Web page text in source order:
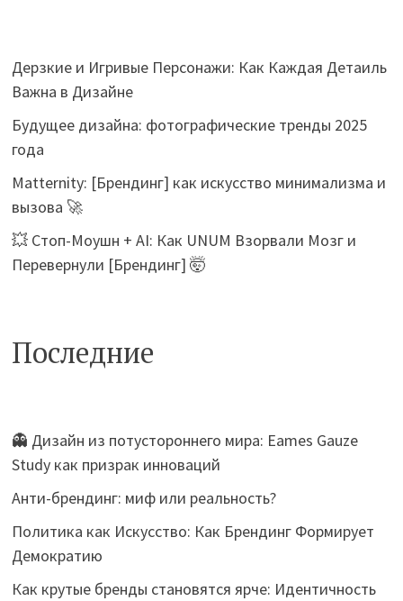
Дерзкие и Игривые Персонажи: Как Каждая Детаиль
Важна в Дизайне
Будущее дизайна: фотографические тренды 2025
года
Matternity: [Брендинг] как искусство минимализма и
вызова 🚀
💥 Стоп-Моушн + AI: Как UNUM Взорвали Мозг и
Перевернули [Брендинг] 🤯
Последние
👻 Дизайн из потустороннего мира: Eames Gauze
Study как призрак инноваций
Анти-брендинг: миф или реальность?
Политика как Искусство: Как Брендинг Формирует
Демократию
Как крутые бренды становятся ярче: Идентичность